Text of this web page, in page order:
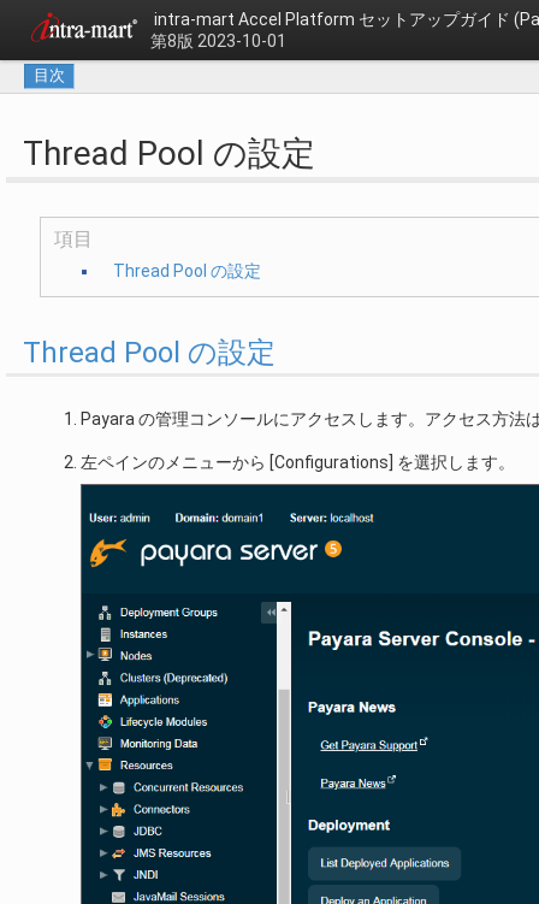
intra-mart Accel Platform セットアップガイド
第8版 2023-10-01
目次
Thread Pool の設定
項目
Thread Pool の設定
Thread Pool の設定
Payara の管理コンソールにアクセスします。アクセス方法
左ペインのメニューから [Configurations] を選択します。